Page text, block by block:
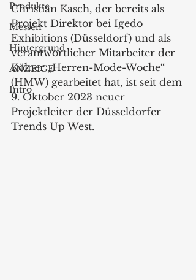
Produkte
Messen
Hintergrund
ANZEIGE
Intro
Christian Kasch, der bereits als
Projekt Direktor bei Igedo
Exhibitions (Düsseldorf) und als
verantwortlicher Mitarbeiter der
Kölner „Herren-Mode-Woche“
(HMW) gearbeitet hat, ist seit dem
9. Oktober 2023 neuer
Projektleiter der Düsseldorfer
Trends Up West.